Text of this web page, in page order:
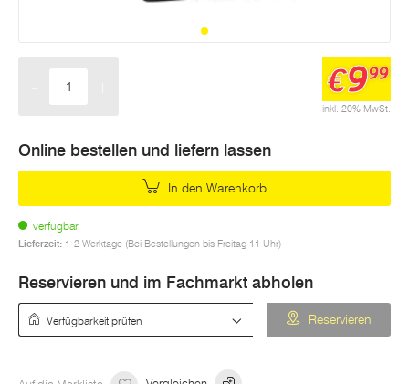
inkl. 20% MwSt.
€999
Online bestellen und liefern lassen
In den Warenkorb
verfügbar
Lieferzeit: 1-2 Werktage (Bei Bestellungen bis Freitag 11 Uhr)
Reservieren und im Fachmarkt abholen
Reservieren